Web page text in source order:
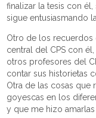
finalizar la tesis con
sigue entusiasmando
Otro de los
central del CPS con
otros profesores del
contar sus historietas
Otra de las cosas que
goyescas en los
y que me hizo amarlas